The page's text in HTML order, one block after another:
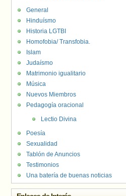
General
Hinduísmo
Historia LGTBI
Homofobia/ Transfobia.
Islam
Judaísmo
Matrimonio igualitario
Música
Nuevos Miembros
Pedagogía oracional
Lectio Divina
Poesía
Sexualidad
Tablón de Anuncios
Testimonios
Una batería de buenas noticias